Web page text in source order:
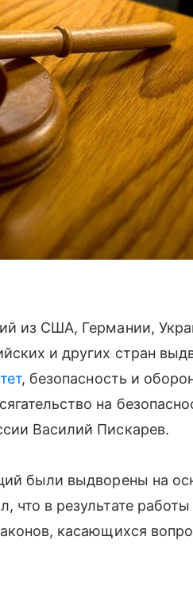
из США, Германии,
и других стран
, безопасность и
на
Василий Пискарев.
были выдворены на
что в результате
касающихся